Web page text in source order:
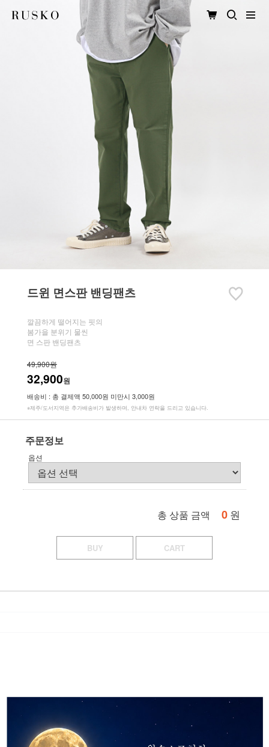
드윈 면스판 밴딩팬츠
깔끔하게 떨어지는 핏의
봄가을 분위기 물씬
면 스판 밴딩팬츠
49,900원
32,900원
배송비 : 총 결제액 50,000원 미만시 3,000원
※제주/도서지역은 추가배송비가 발생하며, 안내차 연락을 드리고 있습니다.
주문정보
옵션
총 상품 금액 0 원
BUY CART